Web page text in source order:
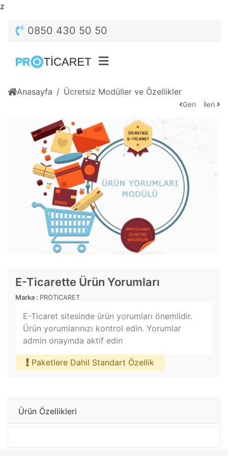
z
0850 430 50 50
Anasayfa Ücretsiz Modüller ve Özellikler
Geri İleri
E-Ticarette Ürün Yorumları
Marka : PROTICARET
E-Ticaret sitesinde ürün yorumları önemlidir.
Ürün yorumlarınızı kontrol edin. Yorumlar
admin onayında aktif edin
Paketlere Dahil Standart Özellik
Ürün Özellikleri